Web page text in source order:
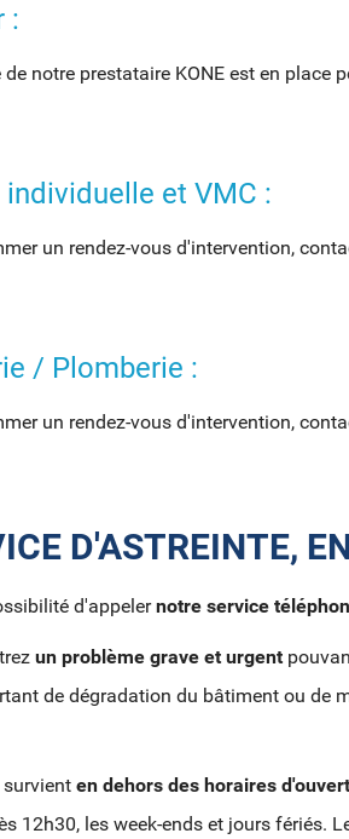
:
de notre prestataire KONE est en
individuelle et VMC :
un rendez-vous d'intervention,
/ Plomberie :
un rendez-vous d'intervention,
D'ASTREINTE,
d'appelernotre service
un problème grave et urgent
de dégradation du bâtiment ou de
survient en dehors des horaires
12h30, les week-ends et jours fériés.